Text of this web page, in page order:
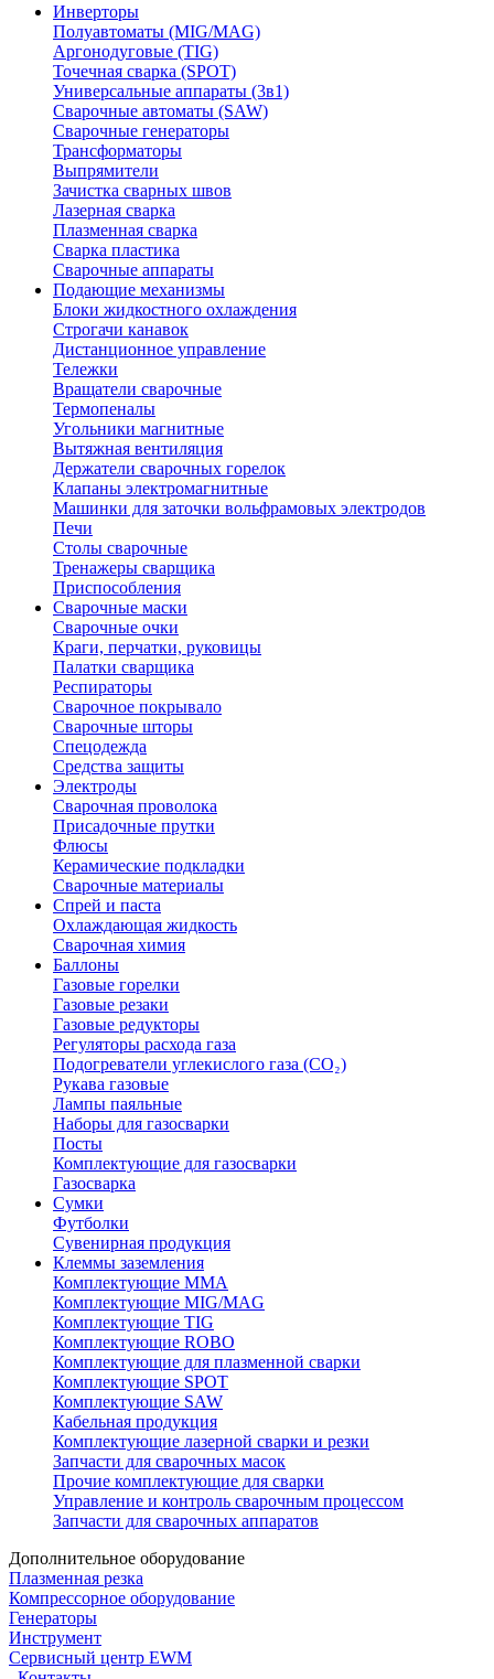
Инверторы
Полуавтоматы (MIG/MAG)
Аргонодуговые (TIG)
Точечная сварка (SPOT)
Универсальные аппараты (3в1)
Сварочные автоматы (SAW)
Сварочные генераторы
Трансформаторы
Выпрямители
Зачистка сварных швов
Лазерная сварка
Плазменная сварка
Сварка пластика
Сварочные аппараты
Подающие механизмы
Блоки жидкостного охлаждения
Строгачи канавок
Дистанционное управление
Тележки
Вращатели сварочные
Термопеналы
Угольники магнитные
Вытяжная вентиляция
Держатели сварочных горелок
Клапаны электромагнитные
Машинки для заточки вольфрамовых электродов
Печи
Столы сварочные
Тренажеры сварщика
Приспособления
Сварочные маски
Сварочные очки
Краги, перчатки, руковицы
Палатки сварщика
Респираторы
Сварочное покрывало
Сварочные шторы
Спецодежда
Средства защиты
Электроды
Сварочная проволока
Присадочные прутки
Флюсы
Керамические подкладки
Сварочные материалы
Спрей и паста
Охлаждающая жидкость
Сварочная химия
Баллоны
Газовые горелки
Газовые резаки
Газовые редукторы
Регуляторы расхода газа
Подогреватели углекислого газа (CO₂)
Рукава газовые
Лампы паяльные
Наборы для газосварки
Посты
Комплектующие для газосварки
Газосварка
Сумки
Футболки
Сувенирная продукция
Клеммы заземления
Комплектующие ММА
Комплектующие MIG/MAG
Комплектующие TIG
Комплектующие ROBO
Комплектующие для плазменной сварки
Комплектующие SPOT
Комплектующие SAW
Кабельная продукция
Комплектующие лазерной сварки и резки
Запчасти для сварочных масок
Прочие комплектующие для сварки
Управление и контроль сварочным процессом
Запчасти для сварочных аппаратов
Дополнительное оборудование
Плазменная резка
Компрессорное оборудование
Генераторы
Инструмент
Сервисный центр EWM